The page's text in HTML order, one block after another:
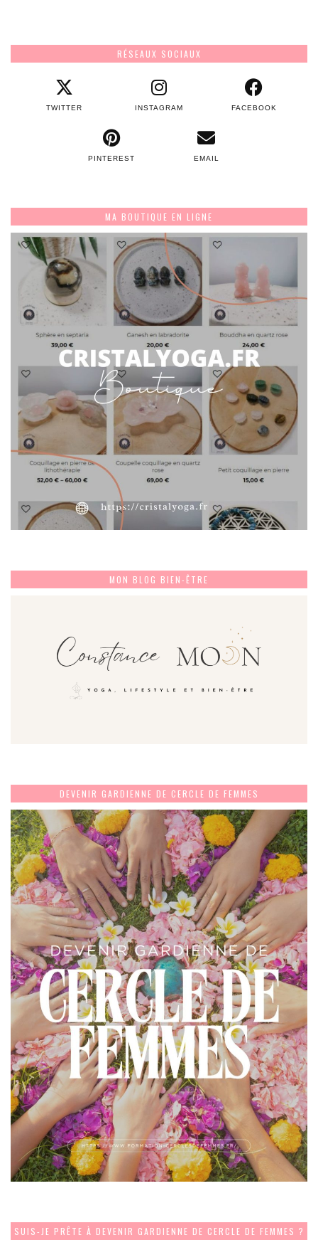
RÉSEAUX SOCIAUX
TWITTER INSTAGRAM FACEBOOK
PINTEREST EMAIL
MA BOUTIQUE EN LIGNE
MON BLOG BIEN-ÊTRE
DEVENIR GARDIENNE DE CERCLE DE FEMMES
SUIS-JE PRÊTE À DEVENIR GARDIENNE DE CERCLE DE FEMMES ?